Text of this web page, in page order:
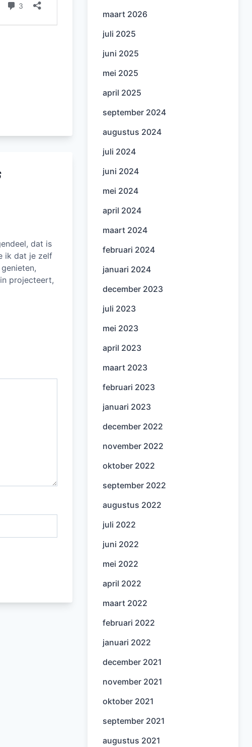
dat is
ik dat je zelf
projecteert,
maart 2026
juli 2025
juni 2025
mei 2025
april 2025
september 2024
augustus 2024
juli 2024
juni 2024
mei 2024
april 2024
maart 2024
februari 2024
januari 2024
december 2023
juli 2023
mei 2023
april 2023
maart 2023
februari 2023
januari 2023
december 2022
november 2022
oktober 2022
september 2022
augustus 2022
juli 2022
juni 2022
mei 2022
april 2022
maart 2022
februari 2022
januari 2022
december 2021
november 2021
oktober 2021
september 2021
augustus 2021